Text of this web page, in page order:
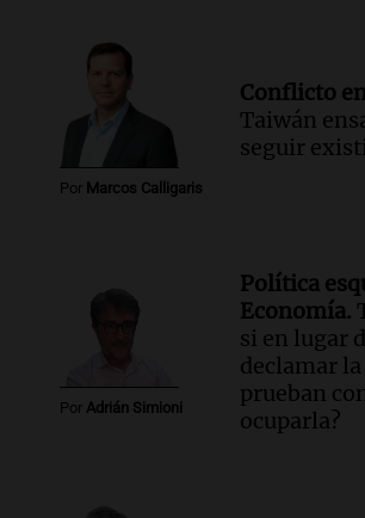
adelantó su show en
Episodios
Audio.
Condenan a tres
en suspenso a hombre por
de recaudación en San Luis
Medicina
ayuda por problemas de
ostentación de millonarios
Episodios
El juicio contra Oscar
Panorama Federal
Por Marcos Calligaris
Conflicto
Taiwán
seguir
Por Adrián Simioni
Política
Economía.
si en lugar
declamar
prueban
ocuparla?